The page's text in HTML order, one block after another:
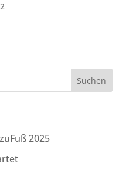
Suchen
2025